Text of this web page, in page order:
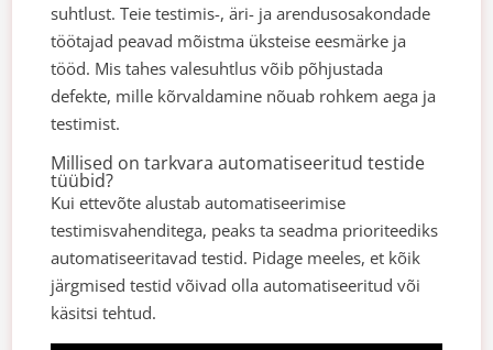
suhtlust. Teie testimis-, äri- ja arendusosakondade
töötajad peavad mõistma üksteise eesmärke ja
tööd. Mis tahes valesuhtlus võib põhjustada
defekte, mille kõrvaldamine nõuab rohkem aega ja
testimist.
Millised on tarkvara automatiseeritud testide
tüübid?
Kui ettevõte alustab automatiseerimise
testimisvahenditega, peaks ta seadma prioriteediks
automatiseeritavad testid. Pidage meeles, et kõik
järgmised testid võivad olla automatiseeritud või
käsitsi tehtud.